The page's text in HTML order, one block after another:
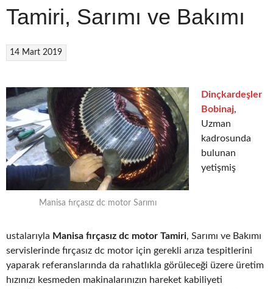
Tamiri, Sarımı ve Bakımı
14 Mart 2019
Manisa fırçasız dc motor Sarımı
Dinçkardeşler
Bobinaj,
Uzman
kadrosunda
bulunan
yetişmiş
ustalarıyla Manisa fırçasız dc motor Tamiri, Sarımı ve Bakımı
servislerinde fırçasız dc motor için gerekli arıza tespitlerini
yaparak referanslarında da rahatlıkla görüleceği üzere üretim
hızınızı kesmeden makinalarınızın hareket kabiliyeti